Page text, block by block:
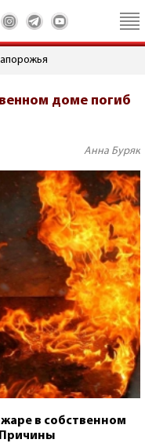
доме погиб
Анна Буряк
в собственном